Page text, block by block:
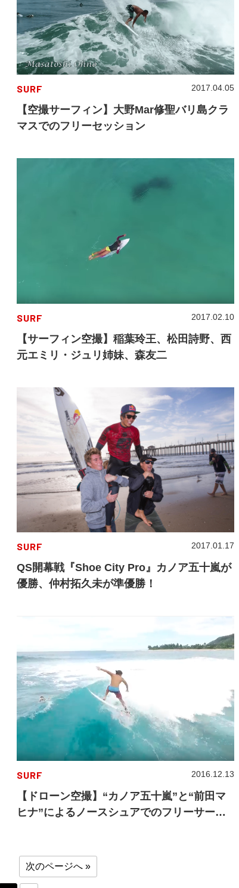
SURF
【空撮サーフィン】大野Mar修聖バリ島クラ
マスでのフリーセッション
2017.04.05
SURF
【サーフィン空撮】稲葉玲王、松田詩野、西
元エミリ・ジュリ姉妹、森友二
2017.02.10
SURF
QS開幕戦『Shoe City Pro』カノア五十嵐が
優勝、仲村拓久未が準優勝！
2017.01.17
SURF
【ドローン空撮】“カノア五十嵐”と“前田マ
ヒナ”によるノースシュアでのフリーサーフ
2016.12.13
次のページへ »